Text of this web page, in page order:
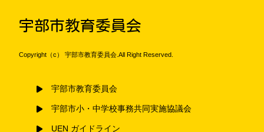
宇部市教育委員会
Copyright（c） 宇部市教育委員会.All Right Reserved.
宇部市教育委員会
宇部市小・中学校事務共同実施協議会
UEN ガイドライン